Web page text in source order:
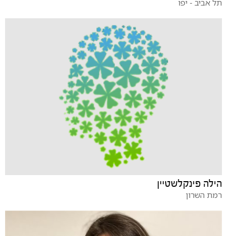
תל אביב - יפו
הילה פינקלשטיין
רמת השרון